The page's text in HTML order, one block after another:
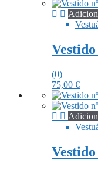
Vestido
(0)
75,00 €
Vestido